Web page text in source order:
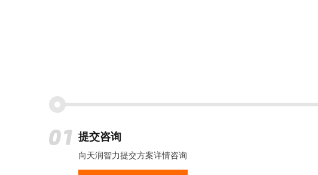
提交咨询
向天润智力提交方案详情咨询